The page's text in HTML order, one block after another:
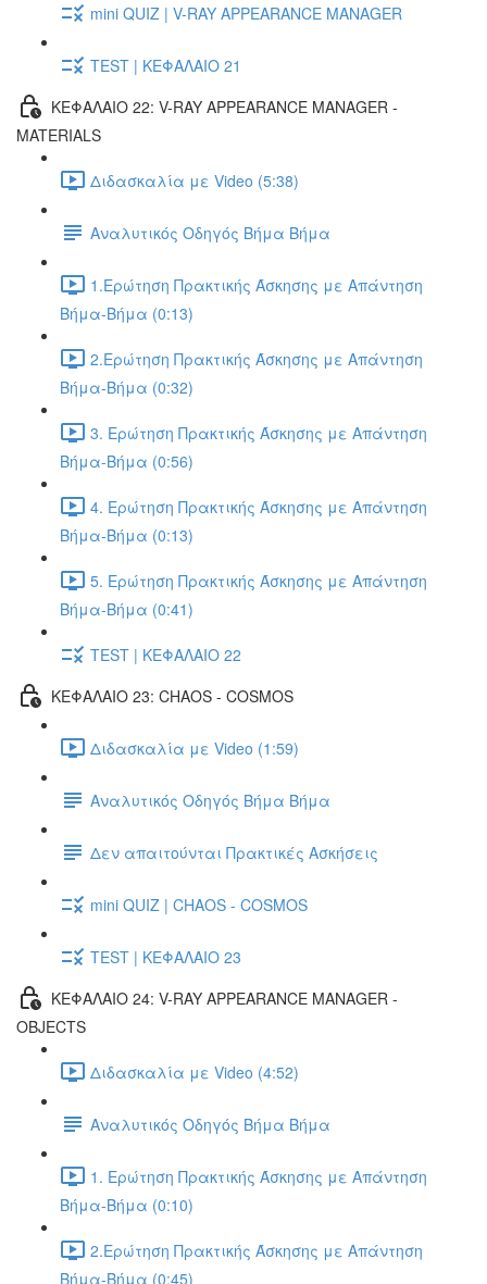
mini QUIZ | V-RAY APPEARANCE MANAGER
TEST | ΚΕΦΑΛΑΙΟ 21
ΚΕΦΑΛΑΙΟ 22: V-RAY APPEARANCE MANAGER -
MATERIALS
Διδασκαλία με Video (5:38)
Αναλυτικός Οδηγός Βήμα Βήμα
1.Ερώτηση Πρακτικής Άσκησης με Απάντηση
Βήμα-Βήμα (0:13)
2.Ερώτηση Πρακτικής Άσκησης με Απάντηση
Βήμα-Βήμα (0:32)
3. Ερώτηση Πρακτικής Άσκησης με Απάντηση
Βήμα-Βήμα (0:56)
4. Ερώτηση Πρακτικής Άσκησης με Απάντηση
Βήμα-Βήμα (0:13)
5. Ερώτηση Πρακτικής Άσκησης με Απάντηση
Βήμα-Βήμα (0:41)
TEST | ΚΕΦΑΛΑΙΟ 22
ΚΕΦΑΛΑΙΟ 23: CHAOS - COSMOS
Διδασκαλία με Video (1:59)
Αναλυτικός Οδηγός Βήμα Βήμα
Δεν απαιτούνται Πρακτικές Ασκήσεις
mini QUIZ | CHAOS - COSMOS
TEST | ΚΕΦΑΛΑΙΟ 23
ΚΕΦΑΛΑΙΟ 24: V-RAY APPEARANCE MANAGER -
OBJECTS
Διδασκαλία με Video (4:52)
Αναλυτικός Οδηγός Βήμα Βήμα
1. Ερώτηση Πρακτικής Άσκησης με Απάντηση
Βήμα-Βήμα (0:10)
2.Ερώτηση Πρακτικής Άσκησης με Απάντηση
Βήμα-Βήμα (0:45)